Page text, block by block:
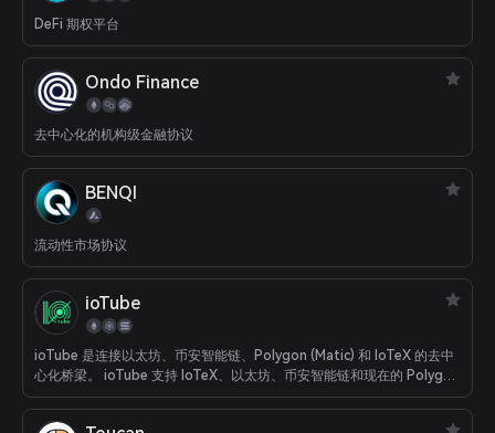
DeFi 期权平台
Ondo Finance
去中心化的机构级金融协议
BENQI
流动性市场协议
ioTube
ioTube 是连接以太坊、币安智能链、Polygon (Matic) 和 IoTeX 的去中
心化桥梁。 ioTube 支持 IoTeX、以太坊、币安智能链和现在的 Polygon
之间的双向代币交换！